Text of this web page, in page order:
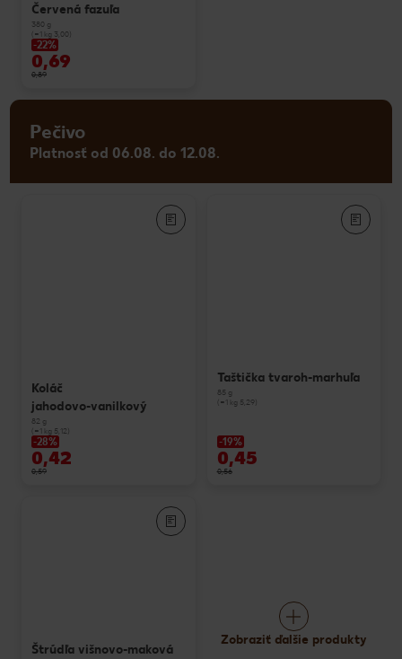
Červená fazuľa
380 g
(=1 kg 3,00)
-22%
0,69
0,89
Pečivo
Platnosť od 06.08. do 12.08.
Koláč
jahodovo-vanilkový
82 g
(=1 kg 5,12)
-28%
0,42
0,59
Taštička tvaroh-marhuľa
85 g
(=1 kg 5,29)
-19%
0,45
0,56
Štrúdľa višnovo-maková
Zobraziť ďalšie produkty